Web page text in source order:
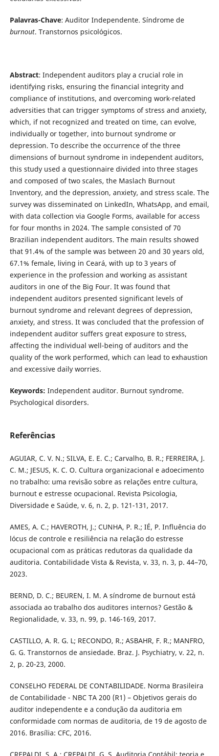
Palavras-Chave: Auditor Independente. Síndrome de
burnout. Transtornos psicológicos.
Abstract: Independent auditors play a crucial role in
identifying risks, ensuring the financial integrity and
compliance of institutions, and overcoming work-related
adversities that can trigger symptoms of stress and anxiety,
which, if not recognized and treated on time, can evolve,
individually or together, into burnout syndrome or
depression. To describe the occurrence of the three
dimensions of burnout syndrome in independent auditors,
this study used a questionnaire divided into three stages
and composed of two scales, the Maslach Burnout
Inventory, and the depression, anxiety, and stress scale. The
survey was disseminated on LinkedIn, WhatsApp, and email,
with data collection via Google Forms, available for access
for four months in 2024. The sample consisted of 70
Brazilian independent auditors. The main results showed
that 91.4% of the sample was between 20 and 30 years old,
67.1% female, living in Ceará, with up to 3 years of
experience in the profession and working as assistant
auditors in one of the Big Four. It was found that
independent auditors presented significant levels of
burnout syndrome and relevant degrees of depression,
anxiety, and stress. It was concluded that the profession of
independent auditor suffers great exposure to stress,
affecting the individual well-being of auditors and the
quality of the work performed, which can lead to exhaustion
and excessive daily worries.
Keywords: Independent auditor. Burnout syndrome.
Psychological disorders.
Referências
AGUIAR, C. V. N.; SILVA, E. E. C.; Carvalho, B. R.; FERREIRA, J.
C. M.; JESUS, K. C. O. Cultura organizacional e adoecimento
no trabalho: uma revisão sobre as relações entre cultura,
burnout e estresse ocupacional. Revista Psicologia,
Diversidade e Saúde, v. 6, n. 2, p. 121-131, 2017.
AMES, A. C.; HAVEROTH, J.; CUNHA, P. R.; IÉ, P. Influência do
lócus de controle e resiliência na relação do estresse
ocupacional com as práticas redutoras da qualidade da
auditoria. Contabilidade Vista & Revista, v. 33, n. 3, p. 44–70,
2023.
BERND, D. C.; BEUREN, I. M. A síndrome de burnout está
associada ao trabalho dos auditores internos? Gestão &
Regionalidade, v. 33, n. 99, p. 146-169, 2017.
CASTILLO, A. R. G. L; RECONDO, R.; ASBAHR, F. R.; MANFRO,
G. G. Transtornos de ansiedade. Braz. J. Psychiatry, v. 22, n.
2, p. 20-23, 2000.
CONSELHO FEDERAL DE CONTABILIDADE. Norma Brasileira
de Contabilidade - NBC TA 200 (R1) – Objetivos gerais do
auditor independente e a condução da auditoria em
conformidade com normas de auditoria, de 19 de agosto de
2016. Brasília: CFC, 2016.